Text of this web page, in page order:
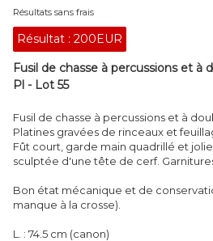
Résultats sans frais
Résultat : 200EUR
Fusil de chasse à percussions et à
Pl - Lot 55
Fusil de chasse à percussions et à
Platines gravées de rinceaux et
Fût court, garde main quadrillé et
sculptée d'une tête de cerf.
Bon état mécanique et de
manque à la crosse).
L. : 74.5 cm (canon)